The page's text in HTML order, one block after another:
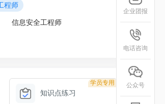
程师
信息安全工程师
学员专用
知识点练习
企业团报
电话咨询
公众号